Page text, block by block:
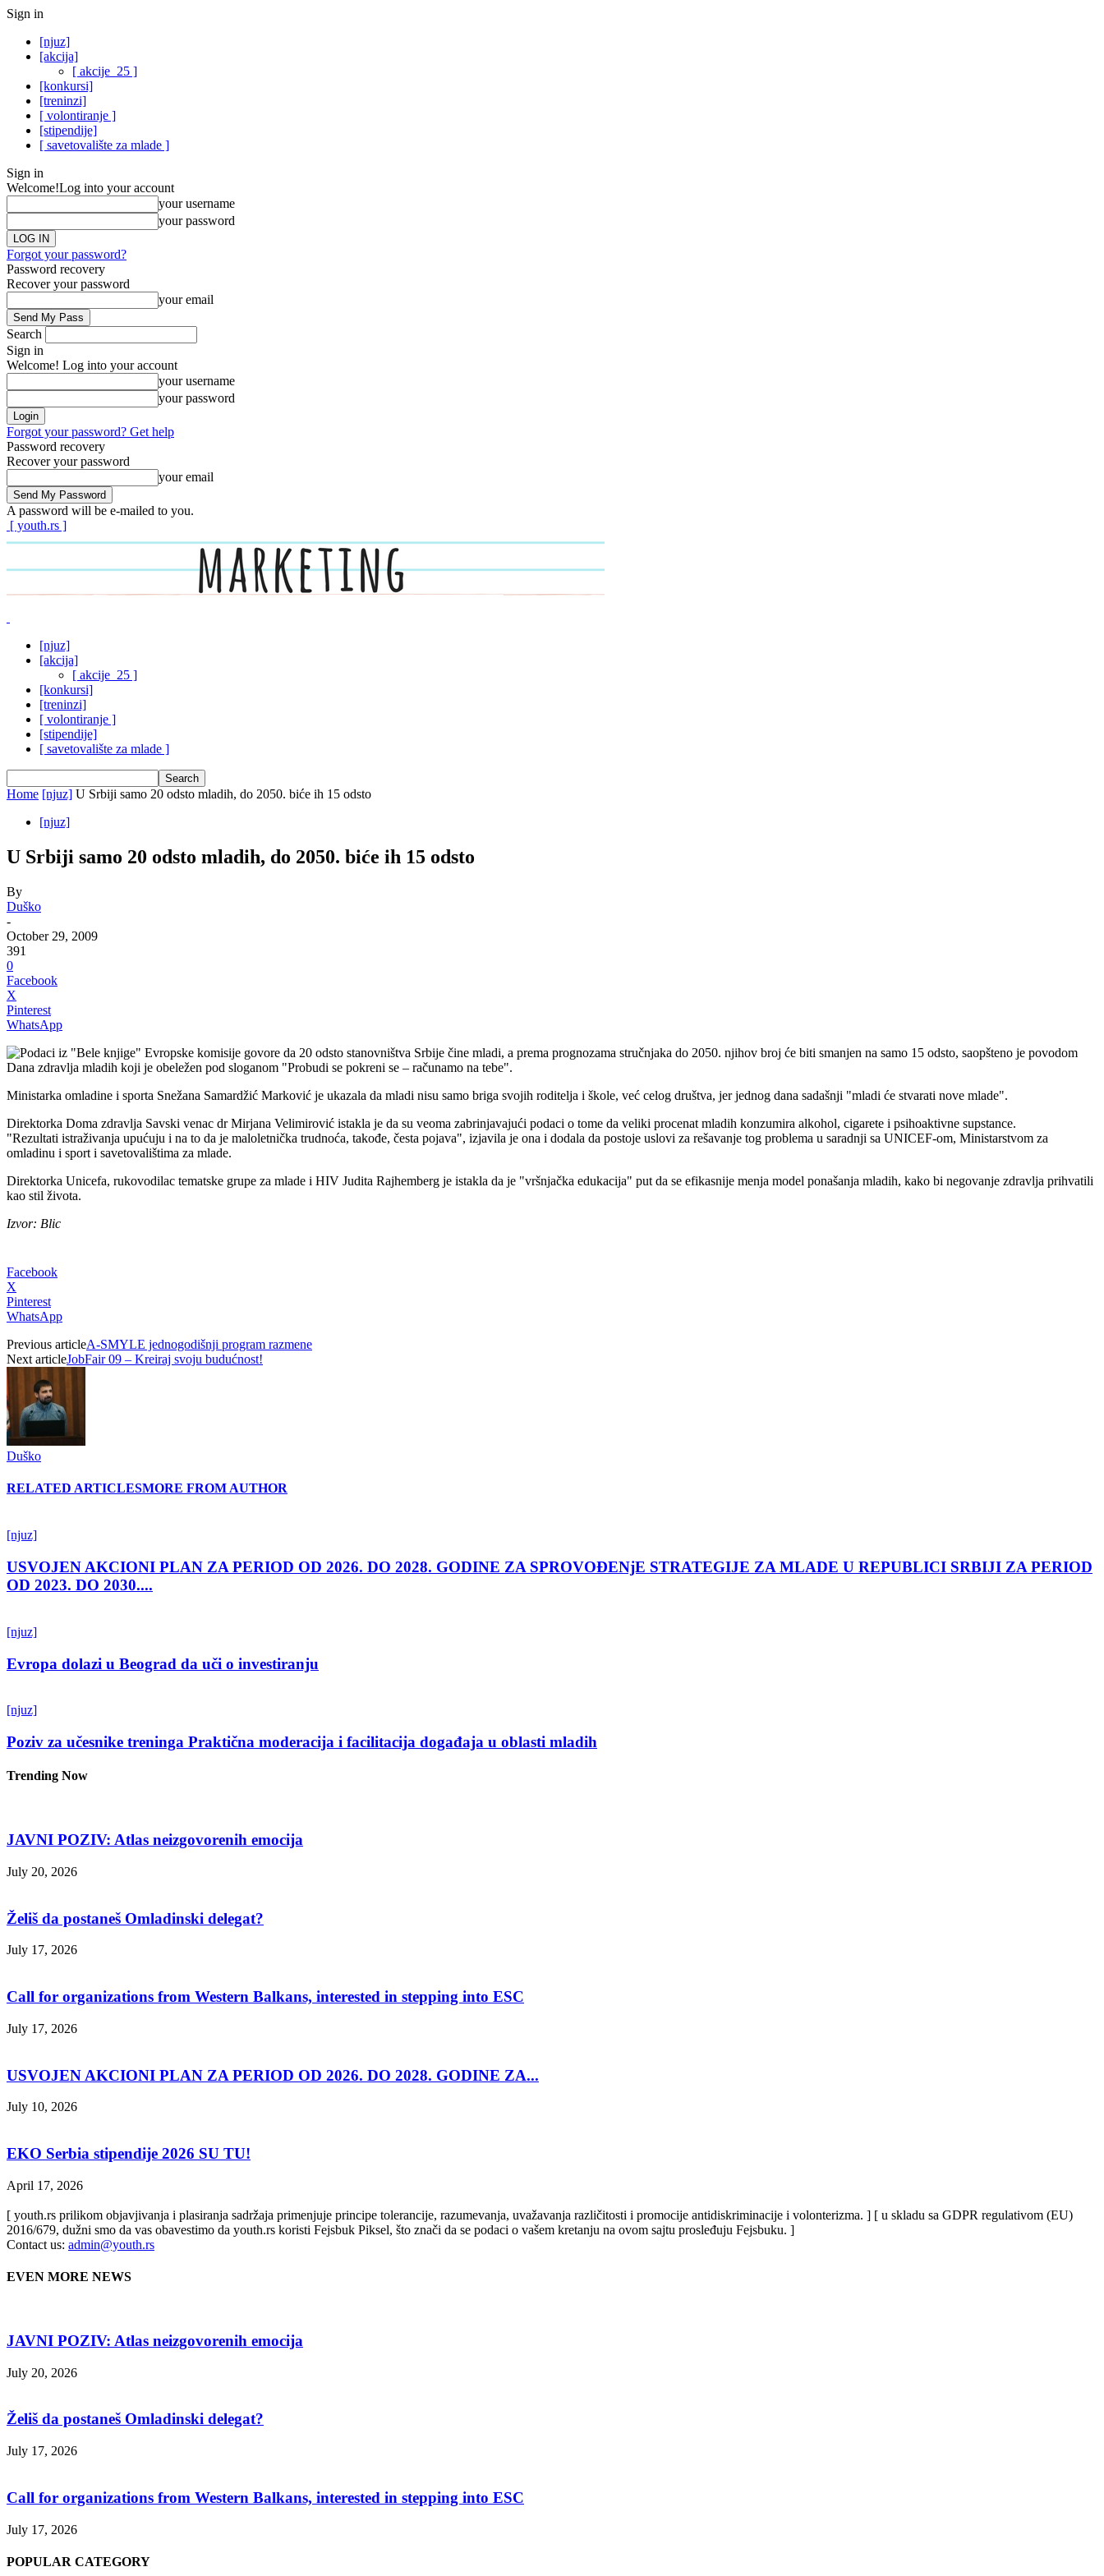
Sign in
[njuz]
[akcija]
[ akcije_25 ]
[konkursi]
[treninzi]
[ volontiranje ]
[stipendije]
[ savetovalište za mlade ]
Sign in
Welcome!Log into your account
your username
your password
Forgot your password?
Password recovery
Recover your password
your email
Search
Sign in
Welcome! Log into your account
your username
your password
Forgot your password? Get help
Password recovery
Recover your password
your email
A password will be e-mailed to you.
[ youth.rs ]
[njuz]
[akcija]
[ akcije_25 ]
[konkursi]
[treninzi]
[ volontiranje ]
[stipendije]
[ savetovalište za mlade ]
Home [njuz] U Srbiji samo 20 odsto mladih, do 2050. biće ih 15 odsto
[njuz]
U Srbiji samo 20 odsto mladih, do 2050. biće ih 15 odsto
By
Duško
-
October 29, 2009
391
0
Facebook
X
Pinterest
WhatsApp
Podaci iz "Bele knjige" Evropske komisije govore da 20 odsto stanovništva Srbije čine mladi, a prema prognozama stručnjaka do 2050. njihov broj će biti smanjen na samo 15 odsto, saopšteno je povodom
Dana zdravlja mladih koji je obeležen pod sloganom "Probudi se pokreni se – računamo na tebe".
Ministarka omladine i sporta Snežana Samardžić Marković je ukazala da mladi nisu samo briga svojih roditelja i škole, već celog društva, jer jednog dana sadašnji "mladi će stvarati nove mlade".
Direktorka Doma zdravlja Savski venac dr Mirjana Velimirović istakla je da su veoma zabrinjavajući podaci o tome da veliki procenat mladih konzumira alkohol, cigarete i psihoaktivne supstance.
"Rezultati istraživanja upućuju i na to da je maloletnička trudnoća, takođe, česta pojava", izjavila je ona i dodala da postoje uslovi za rešavanje tog problema u saradnji sa UNICEF-om, Ministarstvom za
omladinu i sport i savetovalištima za mlade.
Direktorka Unicefa, rukovodilac tematske grupe za mlade i HIV Judita Rajhemberg je istakla da je "vršnjačka edukacija" put da se efikasnije menja model ponašanja mladih, kako bi negovanje zdravlja prihvatili
kao stil života.
Izvor: Blic
Facebook
X
Pinterest
WhatsApp
Previous articleA-SMYLE jednogodišnji program razmene
Next articleJobFair 09 – Kreiraj svoju budućnost!
Duško
RELATED ARTICLESMORE FROM AUTHOR
[njuz]
USVOJEN AKCIONI PLAN ZA PERIOD OD 2026. DO 2028. GODINE ZA SPROVOĐENjE STRATEGIJE ZA MLADE U REPUBLICI SRBIJI ZA PERIOD
OD 2023. DO 2030....
[njuz]
Evropa dolazi u Beograd da uči o investiranju
[njuz]
Poziv za učesnike treninga Praktična moderacija i facilitacija događaja u oblasti mladih
Trending Now
JAVNI POZIV: Atlas neizgovorenih emocija
July 20, 2026
Želiš da postaneš Omladinski delegat?
July 17, 2026
Call for organizations from Western Balkans, interested in stepping into ESC
July 17, 2026
USVOJEN AKCIONI PLAN ZA PERIOD OD 2026. DO 2028. GODINE ZA...
July 10, 2026
EKO Serbia stipendije 2026 SU TU!
April 17, 2026
[ youth.rs prilikom objavjivanja i plasiranja sadržaja primenjuje principe tolerancije, razumevanja, uvažavanja različitosti i promocije antidiskriminacije i volonterizma. ] [ u skladu sa GDPR regulativom (EU)
2016/679, dužni smo da vas obavestimo da youth.rs koristi Fejsbuk Piksel, što znači da se podaci o vašem kretanju na ovom sajtu prosleđuju Fejsbuku. ]
Contact us: admin@youth.rs
EVEN MORE NEWS
JAVNI POZIV: Atlas neizgovorenih emocija
July 20, 2026
Želiš da postaneš Omladinski delegat?
July 17, 2026
Call for organizations from Western Balkans, interested in stepping into ESC
July 17, 2026
POPULAR CATEGORY